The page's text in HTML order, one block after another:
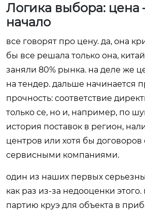
Логика выбора: цена
начало
все говорят про цену. да, она
бы все решала только она,
заняли 80% рынка. на деле же
на тендер. дальше начинается
прочность: соответствие
только ce, но и, например, по
история поставок в регион,
центров или хотя бы
сервисными компаниями.
один из наших первых
как раз из-за недооценки этого.
партию круэ для объекта в